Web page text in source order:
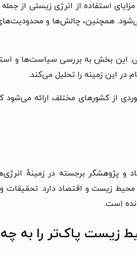
استفاده از انرژی زیستی از
همچنین، چالش‌ها و محدودیت‌های
این بخش به بررسی سیاست‌ها و
در این زمینه را تحلیل می‌کند.
از کشورهای مختلف ارائه
و پژوهشگر برجسته در زمینهٔ
محیط زیست و اقتصاد دارد. تحقیقات
است.
زیست پاک‌تر را به